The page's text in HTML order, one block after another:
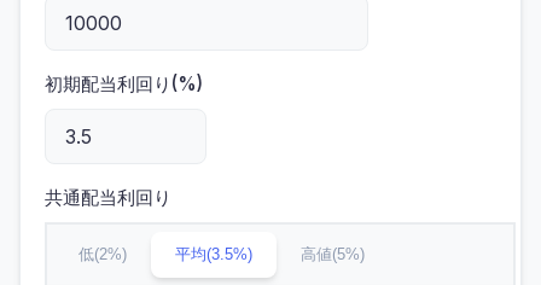
初期配当利回り(%)
共通配当利回り
低(2%) 平均(3.5%) 高値(5%)